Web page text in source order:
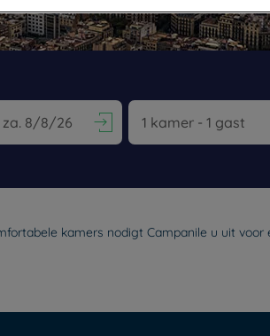
kamers nodigt Campanile u uit